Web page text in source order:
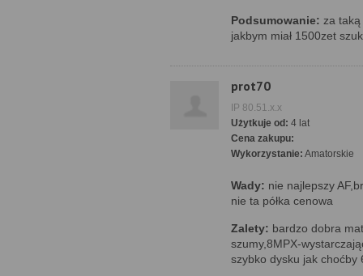
Podsumowanie: za
jakbym miał 1500zet
prot70
IP 80.51.x.x
Użytkuje od: 4 lat
Cena zakupu:
Wykorzystanie: Amatorskie
Wady: nie najlepszy
nie ta półka cenowa
Zalety: bardzo dobra
szumy,8MPX-
szybko dysku jak choćby